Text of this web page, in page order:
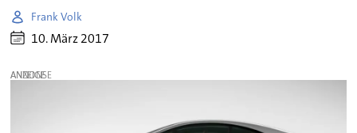
Frank Volk
10. März 2017
ANZEIGE